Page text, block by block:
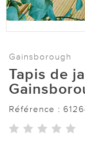
Gainsborough
Tapis de
Référence :